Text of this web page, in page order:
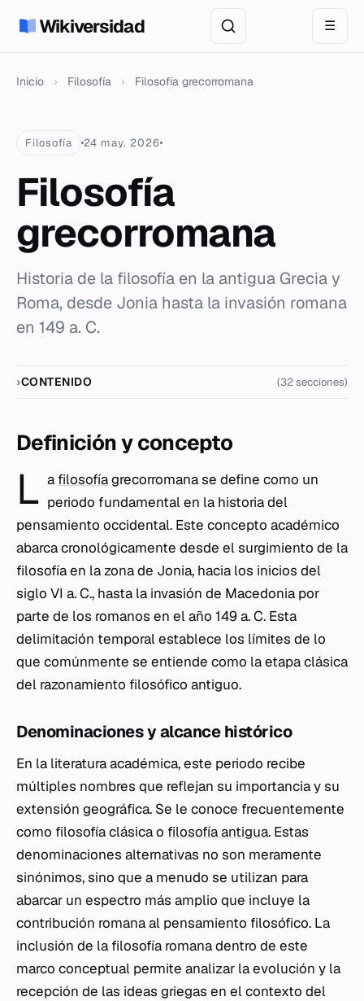
Wikiversidad ☰
Inicio › Filosofía › Filosofía grecorromana
Filosofía 24 may. 2026
Filosofía
grecorromana
Historia de la filosofía en la antigua Grecia y
Roma, desde Jonia hasta la invasión romana
en 149 a. C.
CONTENIDO (32 secciones)
Definición y concepto
L a filosofíagrecorromana se define como un
periodo fundamental en la historia del
pensamiento occidental. Este concepto académico
abarca cronológicamente desde el surgimiento de la
filosofía en la zona de Jonia, hacia los inicios del
siglo VI a. C., hasta la invasión de Macedonia por
parte de los romanos en el año 149 a. C. Esta
delimitación temporal establece los límites de lo
que comúnmente se entiende como la etapa clásica
del razonamiento filosófico antiguo.
Denominaciones y alcance histórico
En la literatura académica, este periodo recibe
múltiples nombres que reflejan su importancia y su
extensión geográfica. Se le conoce frecuentemente
como filosofía clásica o filosofía antigua. Estas
denominaciones alternativas no son meramente
sinónimos, sino que a menudo se utilizan para
abarcar un espectro más amplio que incluye la
contribución romana al pensamiento filosófico. La
inclusión de la filosofía romana dentro de este
marco conceptual permite analizar la evolución y la
recepción de las ideas griegas en el contexto del